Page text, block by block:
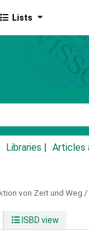
Lists
Libraries Articles
von Zeit und Weg /
ISBD view